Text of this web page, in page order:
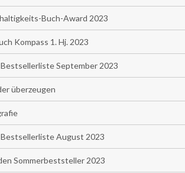
Buch-Award 2023
Kompass 1. Hj. 2023
September 2023
überzeugen
August 2023
Sommerbeststeller 2023